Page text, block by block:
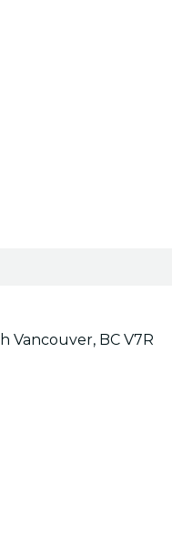
Vancouver, BC V7R